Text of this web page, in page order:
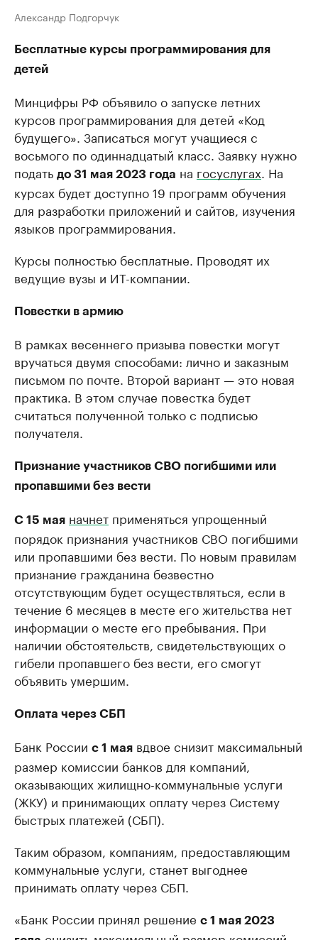
Александр Подгорчук
Бесплатные курсы программирования для
детей
Минцифры РФ объявило о запуске летних
курсов программирования для детей «Код
будущего». Записаться могут учащиеся с
восьмого по одиннадцатый класс. Заявку нужно
подать до 31 мая 2023 года на госуслугах. На
курсах будет доступно 19 программ обучения
для разработки приложений и сайтов, изучения
языков программирования.
Курсы полностью бесплатные. Проводят их
ведущие вузы и ИТ-компании.
Повестки в армию
В рамках весеннего призыва повестки могут
вручаться двумя способами: лично и заказным
письмом по почте. Второй вариант — это новая
практика. В этом случае повестка будет
считаться полученной только с подписью
получателя.
Признание участников СВО погибшими или
пропавшими без вести
С 15 мая начнет применяться упрощенный
порядок признания участников СВО погибшими
или пропавшими без вести. По новым правилам
признание гражданина безвестно
отсутствующим будет осуществляться, если в
течение 6 месяцев в месте его жительства нет
информации о месте его пребывания. При
наличии обстоятельств, свидетельствующих о
гибели пропавшего без вести, его смогут
объявить умершим.
Оплата через СБП
Банк России с 1 мая вдвое снизит максимальный
размер комиссии банков для компаний,
оказывающих жилищно-коммунальные услуги
(ЖКУ) и принимающих оплату через Систему
быстрых платежей (СБП).
Таким образом, компаниям, предоставляющим
коммунальные услуги, станет выгоднее
принимать оплату через СБП.
«Банк России принял решение с 1 мая 2023